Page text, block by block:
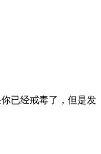
已经戒毒了，但是发